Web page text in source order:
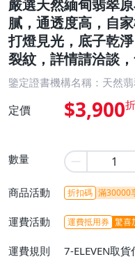
嚴選天然緬甸翡翠
膩，通透度高，自
打燈見光，底子乾
裂紋，詳情請洽談
鑒定證書機構名稱：天然
定價 $3,900
數量
商品活動 折扣碼 滿30000
運費活動 運費抵用券 驚喜
運費規則
7-ELEVEN取